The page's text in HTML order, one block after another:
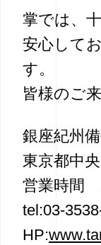
掌では、
安心して
す。
皆様のご
銀座紀州
東京都中
営業時間
tel:03-
HP: